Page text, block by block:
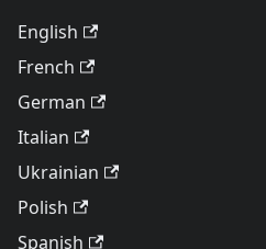
English
French
German
Italian
Ukrainian
Polish
Spanish